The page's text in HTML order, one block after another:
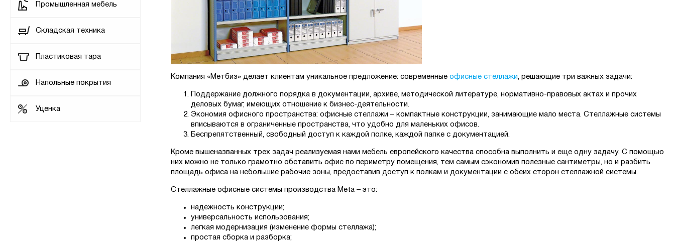
Промышленная мебель
Складская техника
Пластиковая тара
Напольные покрытия
Уценка
Компания «Метбиз» делает клиентам уникальное предложение: современные офисные стеллажи, решающие три важных задачи:
Поддержание должного порядка в документации, архиве, методической литературе, нормативно-правовых актах и прочих
деловых бумаг, имеющих отношение к бизнес-деятельности.
Экономия офисного пространства: офисные стеллажи – компактные конструкции, занимающие мало места. Стеллажные системы
вписываются в ограниченные пространства, что удобно для маленьких офисов.
Беспрепятственный, свободный доступ к каждой полке, каждой папке с документацией.
Кроме вышеназванных трех задач реализуемая нами мебель европейского качества способна выполнить и еще одну задачу. С помощью
них можно не только грамотно обставить офис по периметру помещения, тем самым сэкономив полезные сантиметры, но и разбить
площадь офиса на небольшие рабочие зоны, предоставив доступ к полкам и документации с обеих сторон стеллажной системы.
Стеллажные офисные системы производства Meta – это:
надежность конструкции;
универсальность использования;
легкая модернизация (изменение формы стеллажа);
простая сборка и разборка;